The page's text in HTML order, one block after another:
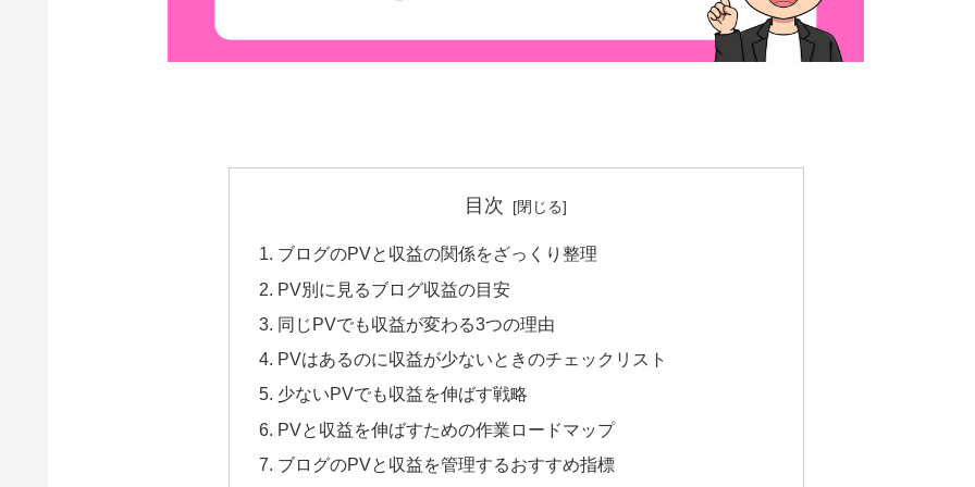
目次
ブログのPVと収益の関係をざっくり整理
PV別に見るブログ収益の目安
同じPVでも収益が変わる3つの理由
PVはあるのに収益が少ないときのチェックリスト
少ないPVでも収益を伸ばす戦略
PVと収益を伸ばすための作業ロードマップ
ブログのPVと収益を管理するおすすめ指標